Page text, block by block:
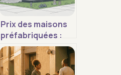
Prix des maisons
préfabriquées :
fourchettes,
budget réel et
coûts cachés